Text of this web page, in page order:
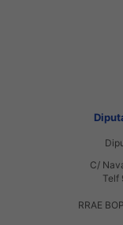
C/
Telf
RRAE